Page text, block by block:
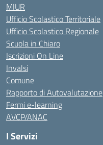
MIUR
Ufficio Scolastico Territoriale
Ufficio Scolastico Regionale
Scuola in Chiaro
Iscrizioni On Line
Invalsi
Comune
Rapporto di Autovalutazione
Fermi e-learning
AVCP/ANAC
I Servizi